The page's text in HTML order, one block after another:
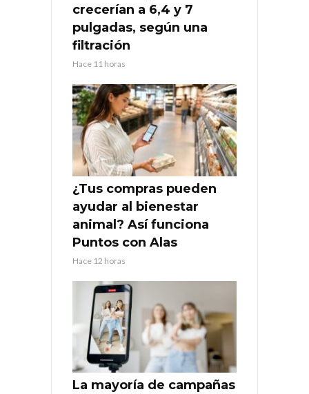
crecerían a 6,4 y 7
pulgadas, según una
filtración
Hace 11 horas
¿Tus compras pueden
ayudar al bienestar
animal? Así funciona
Puntos con Alas
Hace 12 horas
La mayoría de campañas